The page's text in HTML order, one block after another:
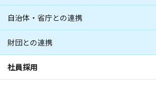
自治体・省庁との連携
財団との連携
社員採用